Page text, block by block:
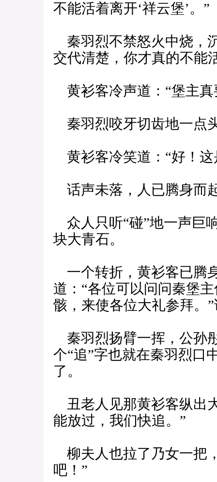
不能活着离开‘祥云堡’。”
秦羽烈不禁怒火中烧，
交代清楚，你才真的不能
黄衫客冷声道：“堡主真
秦羽烈咬牙切齿地一点
黄衫客冷笑道：“好！这
话声未落，人已腾身而
众人只听“碰”地一声巨
块大青石。
一个转折，黄衫客已腾
道：“各位可以问问秦堡
骸，来使各位大礼参拜。
秦羽烈扬臂一挥，公孙
个“追”字也就在秦羽烈口
了。
丑老人见那黄衫客纵出
能放过，我们快追。”
柳夫人也拉了乃女一把
吧！”